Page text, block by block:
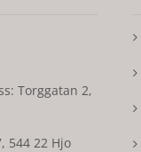
Torggatan 2,
544 22 Hjo